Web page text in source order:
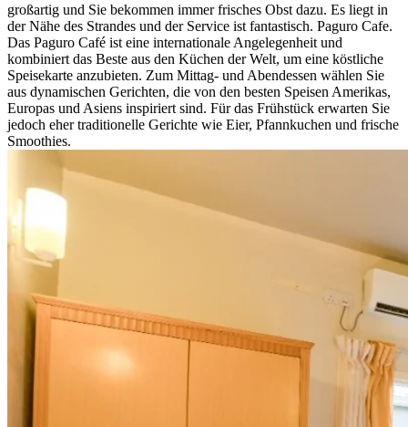
großartig und Sie bekommen immer frisches Obst dazu. Es liegt in
der Nähe des Strandes und der Service ist fantastisch. Paguro Cafe.
Das Paguro Café ist eine internationale Angelegenheit und
kombiniert das Beste aus den Küchen der Welt, um eine köstliche
Speisekarte anzubieten. Zum Mittag- und Abendessen wählen Sie
aus dynamischen Gerichten, die von den besten Speisen Amerikas,
Europas und Asiens inspiriert sind. Für das Frühstück erwarten Sie
jedoch eher traditionelle Gerichte wie Eier, Pfannkuchen und frische
Smoothies.